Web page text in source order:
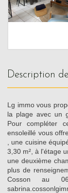
description
Lg immo vous
la plage avec un
Pour compléter
ensoleillé vous
, une cuisine
3,30 m², à l'étage
une deuxième
plus de
Cosson au